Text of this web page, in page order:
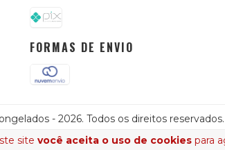
site você aceita o uso de cookies para
FORMAS DE ENVIO
- 2026. Todos os direitos reservados.